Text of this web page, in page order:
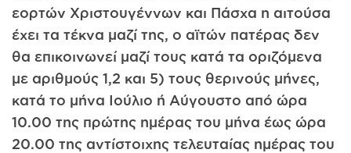
εορτών Χριστουγέννων και Πάσχα η αιτούσα
έχει τα τέκνα μαζί της, ο αϊτών πατέρας δεν
θα επικοινωνεί μαζί τους κατά τα οριζόμενα
με αριθμούς 1,2 και 5) τους θερινούς μήνες,
κατά το μήνα Ιούλιο ή Αύγουστο από ώρα
10.00 της πρώτης ημέρας του μήνα έως ώρα
20.00 της αντίστοιχης τελευταίας ημέρας του